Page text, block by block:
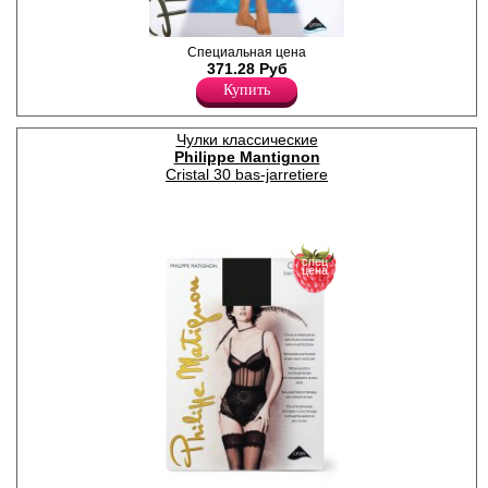
Колготки тонкие без
шортиков, с эластичным
укреплением под поясом, с
плоским швом и невидимым
мыском.
Плотность 8ден
Лайкра 18%
Полиамид 82%
Специальная цена
371.28 Руб
Купить
Чулки классические
Philippe Mantignon
Cristal 30 bas-jarretiere
спец
цена